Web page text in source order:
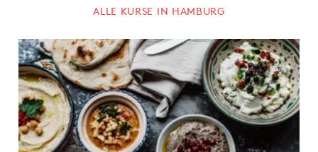
ALLE KURSE IN HAMBURG